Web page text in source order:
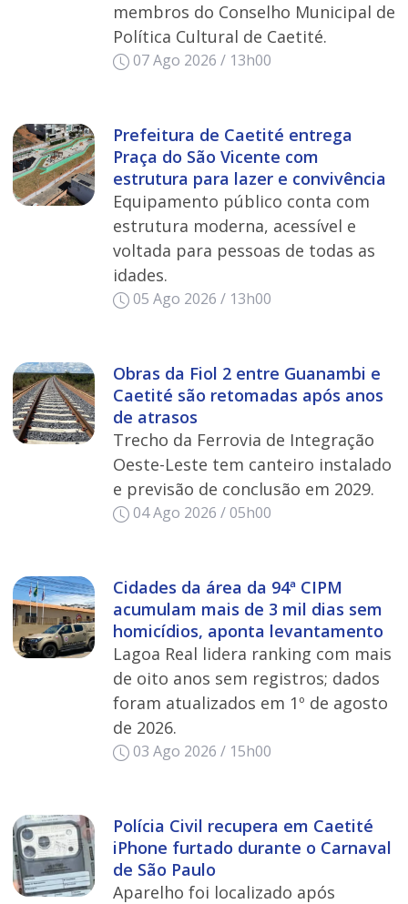
membros do Conselho Municipal de
Política Cultural de Caetité.
07 Ago 2026 / 13h00
Prefeitura de Caetité entrega
Praça do São Vicente com
estrutura para lazer e convivência
Equipamento público conta com
estrutura moderna, acessível e
voltada para pessoas de todas as
idades.
05 Ago 2026 / 13h00
Obras da Fiol 2 entre Guanambi e
Caetité são retomadas após anos
de atrasos
Trecho da Ferrovia de Integração
Oeste-Leste tem canteiro instalado
e previsão de conclusão em 2029.
04 Ago 2026 / 05h00
Cidades da área da 94ª CIPM
acumulam mais de 3 mil dias sem
homicídios, aponta levantamento
Lagoa Real lidera ranking com mais
de oito anos sem registros; dados
foram atualizados em 1º de agosto
de 2026.
03 Ago 2026 / 15h00
Polícia Civil recupera em Caetité
iPhone furtado durante o Carnaval
de São Paulo
Aparelho foi localizado após